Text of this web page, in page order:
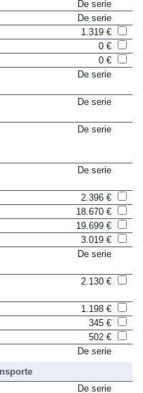
De serie
De serie
1.319 €
0 €
0 €
2.396 €
18.670 €
19.699 €
3.019 €
1.198 €
345 €
502 €